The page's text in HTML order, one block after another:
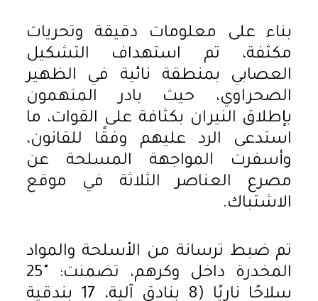
بناء على معلومات دقيقة وتحريات
مكثفة، تم استهداف التشكيل
العصابي بمنطقة نائية في الظهير
الصحراوي، حيث بادر المتهمون
بإطلاق النيران بكثافة على القوات، ما
استدعى الرد عليهم وفقًا للقانون،
وأسفرت المواجهة المسلحة عن
مصرع العناصر الثلاثة في موقع
الاشتباك.
تم ضبط ترسانة من الأسلحة والمواد
المخدرة داخل وكرهم، تضمنت: "25
سلاحًا ناريًا (8 بنادق آلية، 17 بندقية